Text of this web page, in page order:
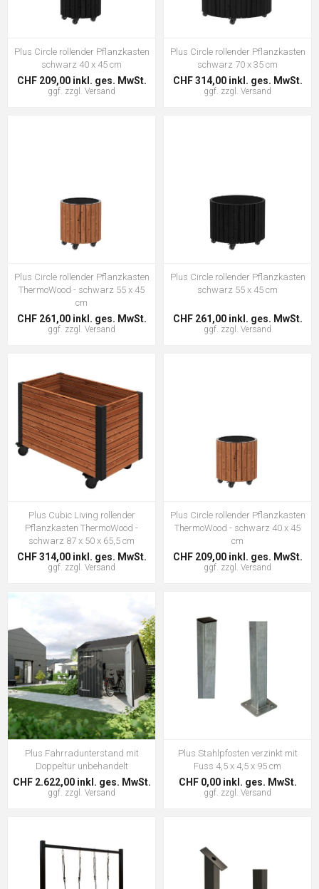
Plus Circle rollender Pflanzkasten
schwarz 40 x 45 cm
CHF 209,00 inkl. ges. MwSt.
ggf. zzgl. Versand
Plus Circle rollender Pflanzkasten
schwarz 70 x 35 cm
CHF 314,00 inkl. ges. MwSt.
ggf. zzgl. Versand
Plus Circle rollender Pflanzkasten
ThermoWood - schwarz 55 x 45
cm
CHF 261,00 inkl. ges. MwSt.
ggf. zzgl. Versand
Plus Circle rollender Pflanzkasten
schwarz 55 x 45 cm
CHF 261,00 inkl. ges. MwSt.
ggf. zzgl. Versand
Plus Cubic Living rollender
Pflanzkasten ThermoWood -
schwarz 87 x 50 x 65,5 cm
CHF 314,00 inkl. ges. MwSt.
ggf. zzgl. Versand
Plus Circle rollender Pflanzkasten
ThermoWood - schwarz 40 x 45
cm
CHF 209,00 inkl. ges. MwSt.
ggf. zzgl. Versand
Plus Fahrradunterstand mit
Doppeltür unbehandelt
CHF 2.622,00 inkl. ges. MwSt.
ggf. zzgl. Versand
Plus Stahlpfosten verzinkt mit
Fuss 4,5 x 4,5 x 95 cm
CHF 0,00 inkl. ges. MwSt.
ggf. zzgl. Versand